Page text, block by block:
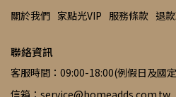
關於我們 家點光VIP 服務條款 退
聯絡資訊
客服時間：09:00-18:00(例假日及國定
信箱：service@homeadds.com.tw